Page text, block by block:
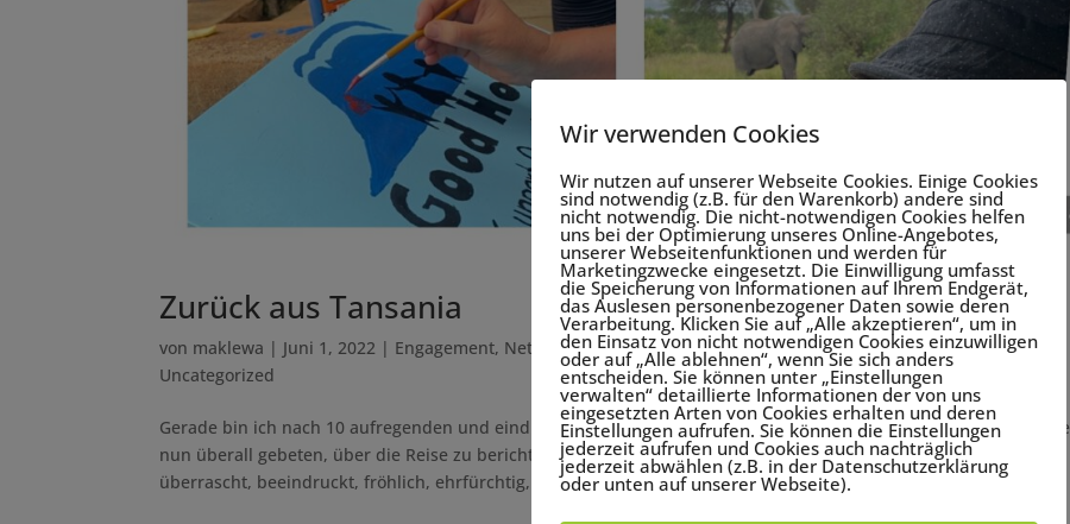
Zurück aus Tansania
von maklewa | Juni 1, 2022 | Engagement, Netzwerk Positive Psychologie,Neurographik mit Kindern,Tansania
Uncategorized
Gerade bin ich nach 10 aufregenden und eindrucksvollen Reisetagen aus Tansania zurück gekommen und werde
nun überall gebeten, über die Reise zu berichten. Aber wie fasst man zusammen, was einem vor Ort überwältigt,
überrascht, beeindruckt, fröhlich, ehrfürchtig,...
Wir verwenden Cookies
Wir nutzen auf unserer Webseite Cookies. Einige Cookies
sind notwendig (z.B. für den Warenkorb) andere sind
nicht notwendig. Die nicht-notwendigen Cookies helfen
uns bei der Optimierung unseres Online-Angebotes,
unserer Webseitenfunktionen und werden für
Marketingzwecke eingesetzt. Die Einwilligung umfasst
die Speicherung von Informationen auf Ihrem Endgerät,
das Auslesen personenbezogener Daten sowie deren
Verarbeitung. Klicken Sie auf „Alle akzeptieren“, um in
den Einsatz von nicht notwendigen Cookies einzuwilligen
oder auf „Alle ablehnen“, wenn Sie sich anders
entscheiden. Sie können unter „Einstellungen
verwalten“ detaillierte Informationen der von uns
eingesetzten Arten von Cookies erhalten und deren
Einstellungen aufrufen. Sie können die Einstellungen
jederzeit aufrufen und Cookies auch nachträglich
jederzeit abwählen (z.B. in der Datenschutzerklärung
oder unten auf unserer Webseite).